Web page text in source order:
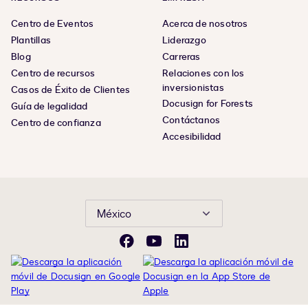
Centro de Eventos
Plantillas
Blog
Centro de recursos
Casos de Éxito de Clientes
Guía de legalidad
Centro de confianza
Acerca de nosotros
Liderazgo
Carreras
Relaciones con los
inversionistas
Docusign for Forests
Contáctanos
Accesibilidad
México
FacebookYouTubeLinkedIn